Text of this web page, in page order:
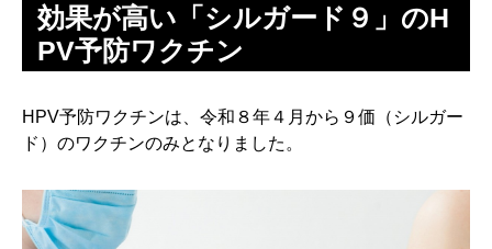
効果が高い「シルガード９」のH
PV予防ワクチン
HPV予防ワクチンは、令和８年４月から９価（シルガー
ド）のワクチンのみとなりました。